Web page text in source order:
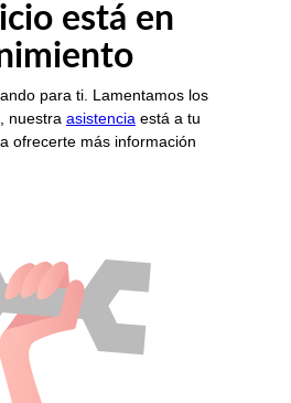
está en
para ti. Lamentamos los
nuestra asistencia está a tu
ofrecerte más información